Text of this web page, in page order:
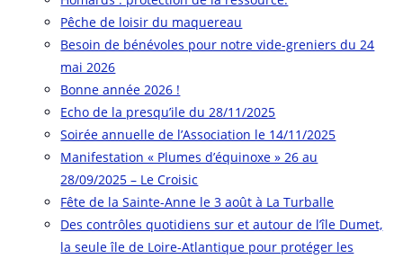
Pêche de loisir du maquereau
Besoin de bénévoles pour notre vide-greniers du 24
mai 2026
Bonne année 2026 !
Echo de la presqu’ile du 28/11/2025
Soirée annuelle de l’Association le 14/11/2025
Manifestation « Plumes d’équinoxe » 26 au
28/09/2025 – Le Croisic
Fête de la Sainte-Anne le 3 août à La Turballe
Des contrôles quotidiens sur et autour de l’île Dumet,
la seule île de Loire-Atlantique pour protéger les